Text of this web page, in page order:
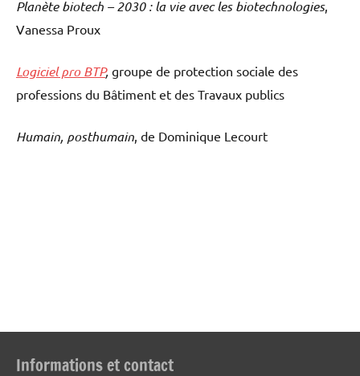
Planète biotech – 2030 : la vie avec les biotechnologies,
Vanessa Proux
Logiciel pro BTP, groupe de protection sociale des
professions du Bâtiment et des Travaux publics
Humain, posthumain , de Dominique Lecourt
Informations et contact